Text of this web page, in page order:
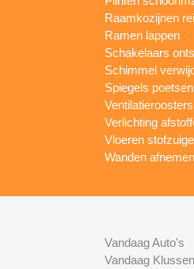
Raamkozijnen
Ramen lappen
Schakelaars
Schimmel
Spiegels poetsen
Verlichting
Vloeren
Wanden afnemen
Vandaag Auto's
Vandaag Klussen